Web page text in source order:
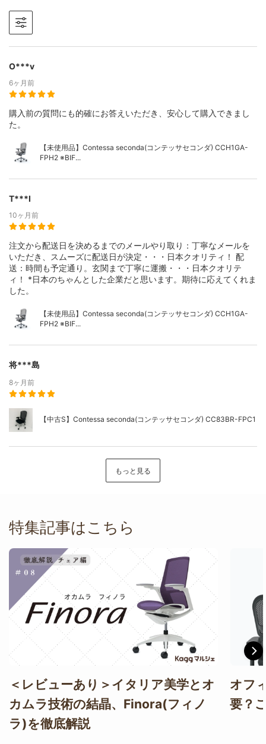
O***v
6ヶ月前
購入前の質問にも的確にお答えいただき、安心して購入できまし
た。
【未使用品】Contessa seconda(コンテッサセコンダ) CCH1GA-
FPH2 ※BIF...
T***I
10ヶ月前
注文から配送日を決めるまでのメールやり取り：丁寧なメールを
いただき、スムーズに配送日が決定・・・日本クオリティ！ 配
送：時間も予定通り。玄関まで丁寧に運搬・・・日本クオリテ
ィ！ *日本のちゃんとした企業だと思います。期待に応えてくれま
した。
【未使用品】Contessa seconda(コンテッサセコンダ) CCH1GA-
FPH2 ※BIF...
将***島
8ヶ月前
【中古S】Contessa seconda(コンテッサセコンダ) CC83BR-FPC1
もっと見る
特集記事はこちら
＜レビューあり＞イタリア美学とオ
カムラ技術の結晶、Finora(フィノ
ラ)を徹底解説
オフ
要？